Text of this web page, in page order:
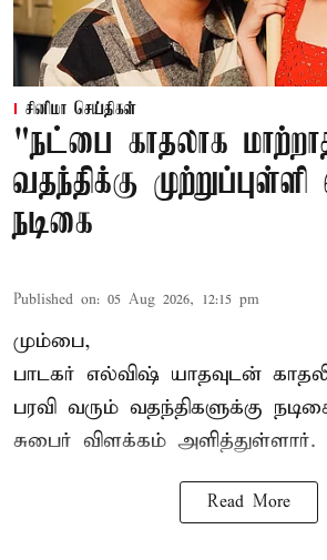
சினிமா செய்திகள்
"நட்பை காதலாக
வதந்திக்கு
நடிகை
Published on: 05 Aug 2026, 12:15 pm
மும்பை,
பாடகர் எல்விஷ் யாதவுடன்
பரவி வரும் வதந்திகளுக்கு
சுபைர் விளக்கம் அளித்துள்ளார்.
Read More